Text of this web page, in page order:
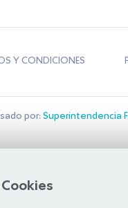
Y CONDICIONES
por: Superintendencia